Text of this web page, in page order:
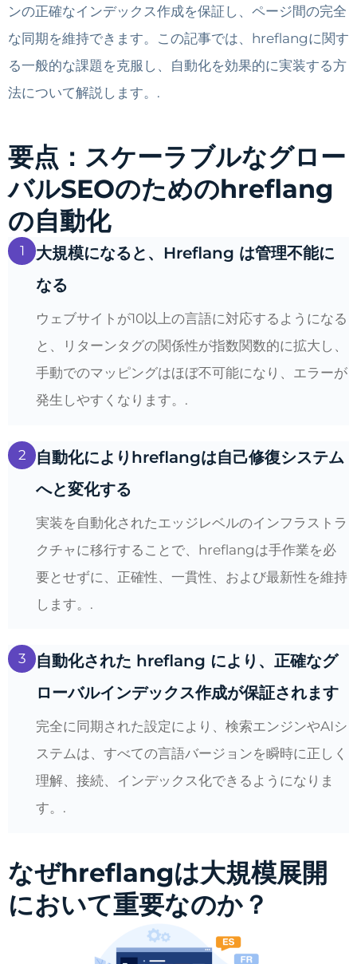
ンの正確なインデックス作成を保証し、ページ間の完全
な同期を維持できます。この記事では、hreflangに関す
る一般的な課題を克服し、自動化を効果的に実装する方
法について解説します。.
要点：スケーラブルなグロー
バルSEOのためのhreflang
の自動化
1
大規模になると、Hreflang は管理不能に
なる
ウェブサイトが10以上の言語に対応するようになる
と、リターンタグの関係性が指数関数的に拡大し、
手動でのマッピングはほぼ不可能になり、エラーが
発生しやすくなります。.
2
自動化によりhreflangは自己修復システム
へと変化する
実装を自動化されたエッジレベルのインフラストラ
クチャに移行することで、hreflangは手作業を必
要とせずに、正確性、一貫性、および最新性を維持
します。.
3
自動化された hreflang により、正確なグ
ローバルインデックス作成が保証されます
完全に同期された設定により、検索エンジンやAIシ
ステムは、すべての言語バージョンを瞬時に正しく
理解、接続、インデックス化できるようになりま
す。.
なぜhreflangは大規模展開
において重要なのか？